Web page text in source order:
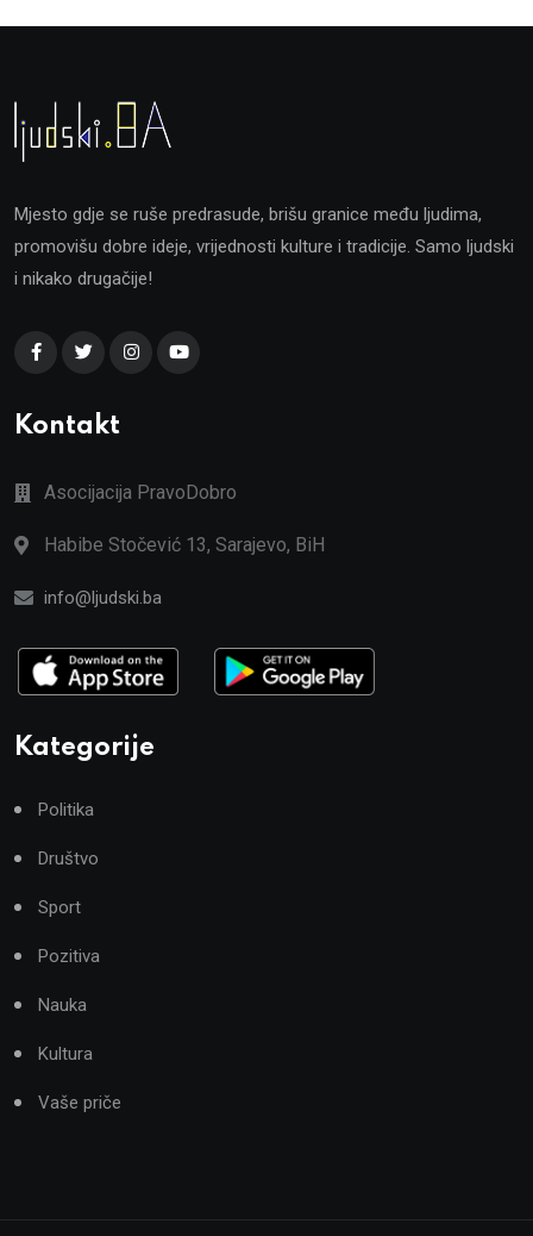
Mjesto gdje se ruše predrasude, brišu granice među ljudima,
promovišu dobre ideje, vrijednosti kulture i tradicije. Samo ljudski
i nikako drugačije!
Kontakt
Asocijacija PravoDobro
Habibe Stočević 13, Sarajevo, BiH
info@ljudski.ba
Kategorije
Politika
Društvo
Sport
Pozitiva
Nauka
Kultura
Vaše priče